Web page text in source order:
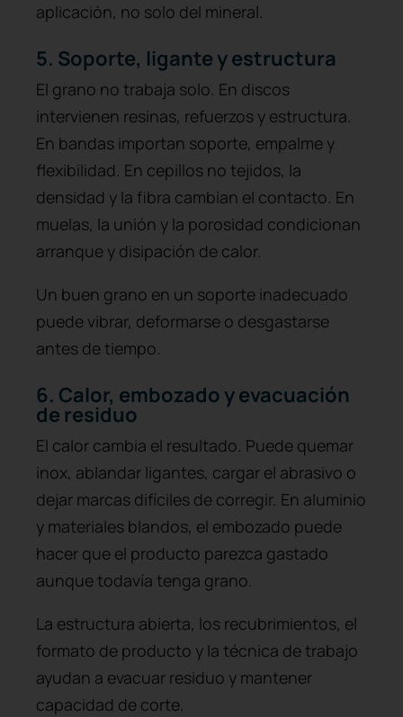
aplicación, no solo del mineral.
5. Soporte, ligante y estructura
El grano no trabaja solo. En discos
intervienen resinas, refuerzos y estructura.
En bandas importan soporte, empalme y
flexibilidad. En cepillos no tejidos, la
densidad y la fibra cambian el contacto. En
muelas, la unión y la porosidad condicionan
arranque y disipación de calor.
Un buen grano en un soporte inadecuado
puede vibrar, deformarse o desgastarse
antes de tiempo.
6. Calor, embozado y evacuación
de residuo
El calor cambia el resultado. Puede quemar
inox, ablandar ligantes, cargar el abrasivo o
dejar marcas difíciles de corregir. En aluminio
y materiales blandos, el embozado puede
hacer que el producto parezca gastado
aunque todavía tenga grano.
La estructura abierta, los recubrimientos, el
formato de producto y la técnica de trabajo
ayudan a evacuar residuo y mantener
capacidad de corte.